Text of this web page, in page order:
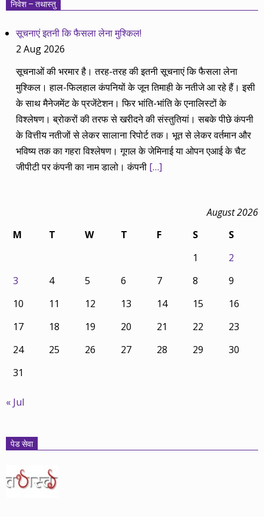
निवेश – तथास्तु
सूचनाएं इतनी कि फैसला लेना मुश्किल!
2 Aug 2026
सूचनाओं की भरमार है। तरह-तरह की इतनी सूचनाएं कि फैसला लेना
मुश्किल। हाल-फिलहाल कंपनियों के जून तिमाही के नतीजे आ रहे हैं। इसी
के साथ मैनेजमेंट के प्रजेंटेशन। फिर भांति-भांति के एनालिस्टों के
विश्लेषण। ब्रोकरों की तरफ से खरीदने की संस्तुतियां। सबके पीछे कंपनी
के वित्तीय नतीजों से लेकर सालाना रिपोर्ट तक। भूत से लेकर वर्तमान और
भविष्य तक का गहरा विश्लेषण। गूगल के जेमिनाई या ओपन एआई के चैट
जीपीटी पर कंपनी का नाम डालो। कंपनी […]
August 2026
M
T W T F S
S
1
2
3
4 5 6 7 8
9
10
11 12 13 14 15
16
17
18 19 20 21 22
23
24
25 26 27 28 29
30
31
« Jul
पेड सेवा